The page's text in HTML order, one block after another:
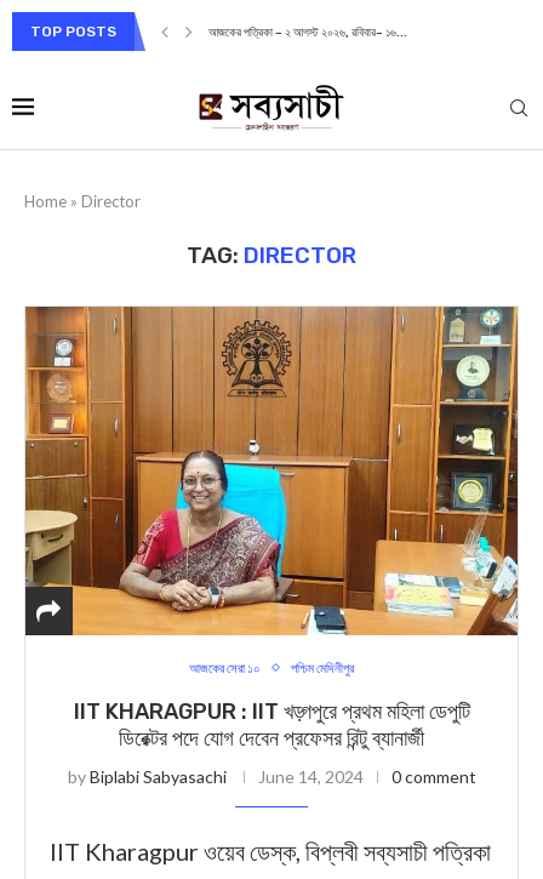
TOP POSTS আজকের পত্রিকা – ২ আগস্ট ২০২৬, রবিবার– ১৬...
Home » Director
TAG: DIRECTOR
আজকের সেরা ১০ পশ্চিম মেদিনীপুর
IIT KHARAGPUR : IIT খড়্গপুরে প্রথম মহিলা ডেপুটি
ডিরেক্টর পদে যোগ দেবেন প্রফেসর রিন্টু ব্যানার্জী
byBiplabi Sabyasachi June 14, 2024 0 comment
IIT Kharagpur ওয়েব ডেস্ক, বিপ্লবী সব্যসাচী পত্রিকা